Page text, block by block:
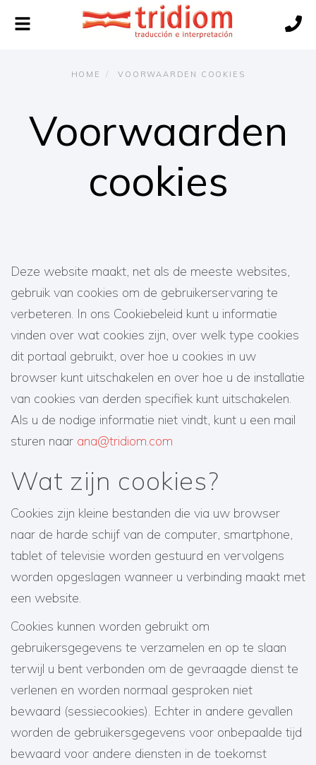
Navigatie
wisselen
HOME VOORWAARDEN COOKIES
Voorwaarden
cookies
Deze website maakt, net als de meeste websites,
gebruik van cookies om de gebruikerservaring te
verbeteren. In ons Cookiebeleid kunt u informatie
vinden over wat cookies zijn, over welk type cookies
dit portaal gebruikt, over hoe u cookies in uw
browser kunt uitschakelen en over hoe u de installatie
van cookies van derden specifiek kunt uitschakelen.
Als u de nodige informatie niet vindt, kunt u een mail
sturen naar ana@tridiom.com
Wat zijn cookies?
Cookies zijn kleine bestanden die via uw browser
naar de harde schijf van de computer, smartphone,
tablet of televisie worden gestuurd en vervolgens
worden opgeslagen wanneer u verbinding maakt met
een website.
Cookies kunnen worden gebruikt om
gebruikersgegevens te verzamelen en op te slaan
terwijl u bent verbonden om de gevraagde dienst te
verlenen en worden normaal gesproken niet
bewaard (sessiecookies). Echter in andere gevallen
worden de gebruikersgegevens voor onbepaalde tijd
bewaard voor andere diensten in de toekomst